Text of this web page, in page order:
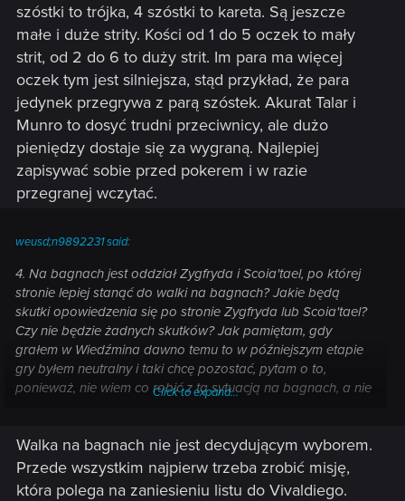
szóstki to trójka, 4 szóstki to kareta. Są jeszcze
małe i duże strity. Kości od 1 do 5 oczek to mały
strit, od 2 do 6 to duży strit. Im para ma więcej
oczek tym jest silniejsza, stąd przykład, że para
jedynek przegrywa z parą szóstek. Akurat Talar i
Munro to dosyć trudni przeciwnicy, ale dużo
pieniędzy dostaje się za wygraną. Najlepiej
zapisywać sobie przed pokerem i w razie
przegranej wczytać.
weusd;n9892231 said:
4. Na bagnach jest oddział Zygfryda i Scoia'tael, po której
stronie lepiej stanąć do walki na bagnach? Jakie będą
skutki opowiedzenia się po stronie Zygfryda lub Scoia'tael?
Czy nie będzie żadnych skutków? Jak pamiętam, gdy
grałem w Wiedźmina dawno temu to w późniejszym etapie
gry byłem neutralny i taki chcę pozostać, pytam o to,
ponieważ, nie wiem co robić z tą sytuacją na bagnach, a nie
Click to expand...
Walka na bagnach nie jest decydującym wyborem.
Przede wszystkim najpierw trzeba zrobić misję,
która polega na zaniesieniu listu do Vivaldiego.